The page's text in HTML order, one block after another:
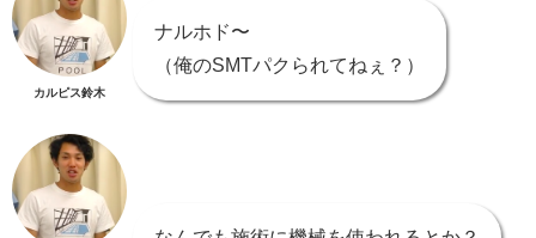
カルピス鈴木
ナルホド〜
（俺のSMTパクられてねぇ？）